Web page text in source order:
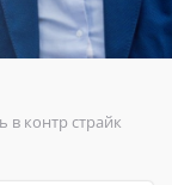
в контр страйк